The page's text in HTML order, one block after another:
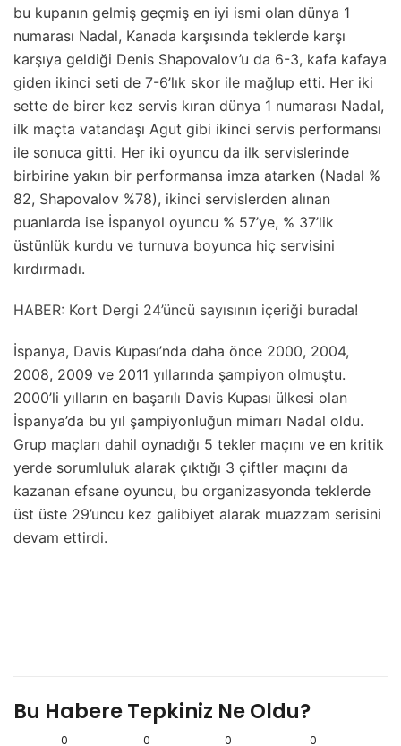
bu kupanın gelmiş geçmiş en iyi ismi olan dünya 1
numarası Nadal, Kanada karşısında teklerde karşı
karşıya geldiği Denis Shapovalov’u da 6-3, kafa kafaya
giden ikinci seti de 7-6’lık skor ile mağlup etti. Her iki
sette de birer kez servis kıran dünya 1 numarası Nadal,
ilk maçta vatandaşı Agut gibi ikinci servis performansı
ile sonuca gitti. Her iki oyuncu da ilk servislerinde
birbirine yakın bir performansa imza atarken (Nadal %
82, Shapovalov %78), ikinci servislerden alınan
puanlarda ise İspanyol oyuncu % 57’ye, % 37’lik
üstünlük kurdu ve turnuva boyunca hiç servisini
kırdırmadı.
HABER: Kort Dergi 24’üncü sayısının içeriği burada!
İspanya, Davis Kupası’nda daha önce 2000, 2004,
2008, 2009 ve 2011 yıllarında şampiyon olmuştu.
2000’li yılların en başarılı Davis Kupası ülkesi olan
İspanya’da bu yıl şampiyonluğun mimarı Nadal oldu.
Grup maçları dahil oynadığı 5 tekler maçını ve en kritik
yerde sorumluluk alarak çıktığı 3 çiftler maçını da
kazanan efsane oyuncu, bu organizasyonda teklerde
üst üste 29’uncu kez galibiyet alarak muazzam serisini
devam ettirdi.
Bu Habere Tepkiniz Ne Oldu?
0 0 0 0